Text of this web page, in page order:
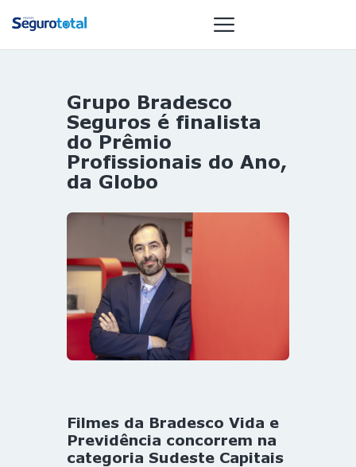
NOTÍCIAS
REVISTA
ESPECIAIS
GAIVOTA DE
ST SUMMIT
MULHERES
GESTORAS
HOMEST
HOME
Grupo Bradesco
Seguros é finalista
do Prêmio
Profissionais do Ano,
da Globo
Filmes da Bradesco Vida e
Previdência concorrem na
categoria Sudeste Capitais